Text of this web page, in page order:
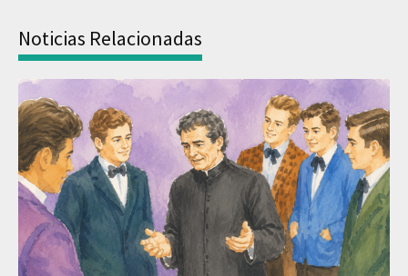
Noticias Relacionadas